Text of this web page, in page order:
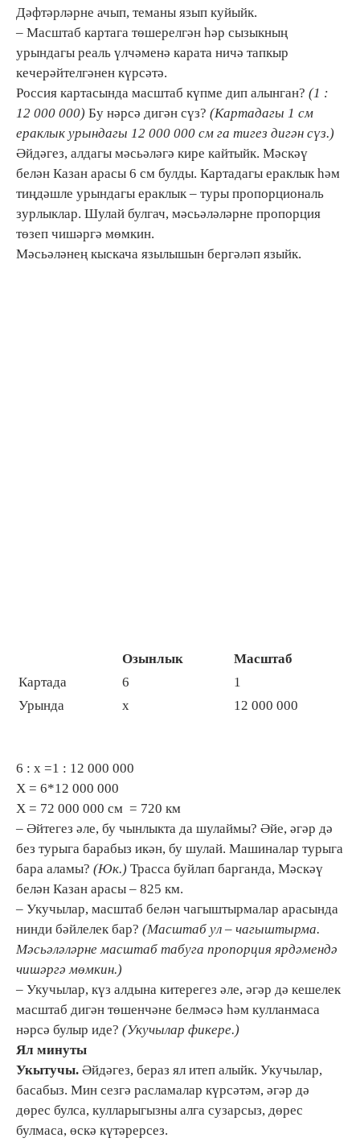
Дәфтәрләрне ачып, теманы язып куйыйк.
– Масштаб картага төшерелгән һәр сызыкның
урындагы реаль үлчәменә карата ничә тапкыр
кечерәйтелгәнен күрсәтә.
Россия картасында масштаб күпме дип алынган? (1 :
12 000 000) Бу нәрсә дигән сүз? (Картадагы 1 см
ераклык урындагы 12 000 000 см га тигез дигән сүз.)
Әйдәгез, алдагы мәсьәләгә кире кайтыйк. Мәскәү
белән Казан арасы 6 см булды. Картадагы ераклык һәм
тиңдәшле урындагы ераклык – туры пропорциональ
зурлыклар. Шулай булгач, мәсьәләләрне пропорция
төзеп чишәргә мөмкин.
Мәсьәләнең кыскача язылышын бергәләп языйк.
Озынлык
Масштаб
Картада
6
1
Урында
х 12 000 000
6 : х =1 : 12 000 000
Х = 6*12 000 000
Х = 72 000 000 см = 720 км
– Әйтегез әле, бу чынлыкта да шулаймы? Әйе, әгәр дә
без турыга барабыз икән, бу шулай. Машиналар турыга
бара аламы? (Юк.) Трасса буйлап барганда, Мәскәү
белән Казан арасы – 825 км.
– Укучылар, масштаб белән чагыштырмалар арасында
нинди бәйлелек бар? (Масштаб ул – чагыштырма.
Мәсьәләләрне масштаб табуга пропорция ярдәмендә
чишәргә мөмкин.)
– Укучылар, күз алдына китерегез әле, әгәр дә кешелек
масштаб дигән төшенчәне белмәсә һәм кулланмаса
нәрсә булыр иде? (Укучылар фикере.)
Ял минуты
Укытучы. Әйдәгез, бераз ял итеп алыйк. Укучылар,
басабыз. Мин сезгә расламалар күрсәтәм, әгәр дә
дөрес булса, кулларыгызны алга сузарсыз, дөрес
булмаса, өскә күтәрерсез.